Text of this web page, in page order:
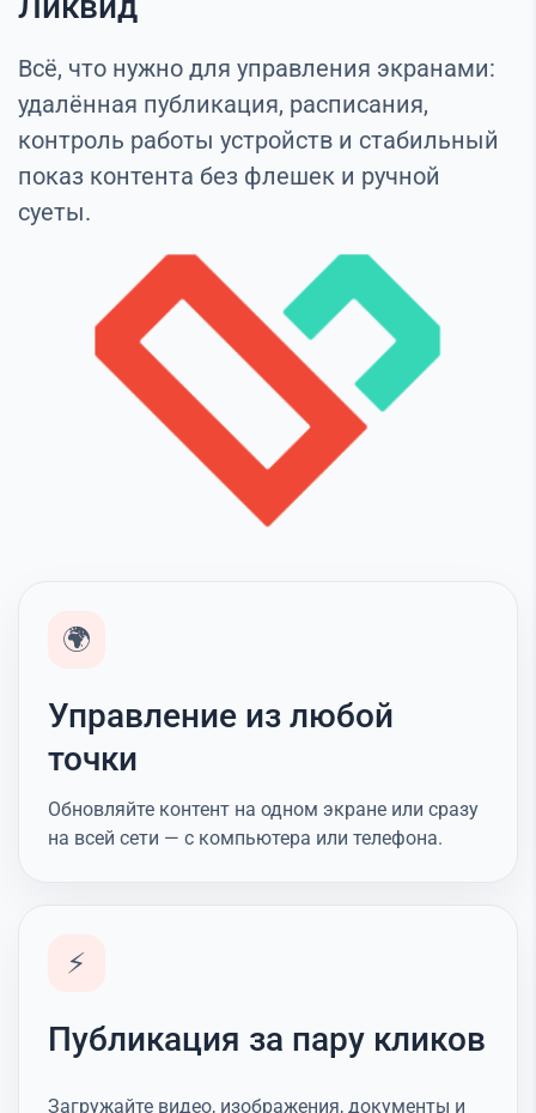
Всё, что нужно для управления экранами:
удалённая публикация, расписания,
контроль работы устройств и стабильный
показ контента без флешек и ручной
суеты.
🌍
Управление из любой
точки
Обновляйте контент на одном экране или сразу
на всей сети — с компьютера или телефона.
⚡
Публикация за пару кликов
Загружайте видео, изображения, документы и